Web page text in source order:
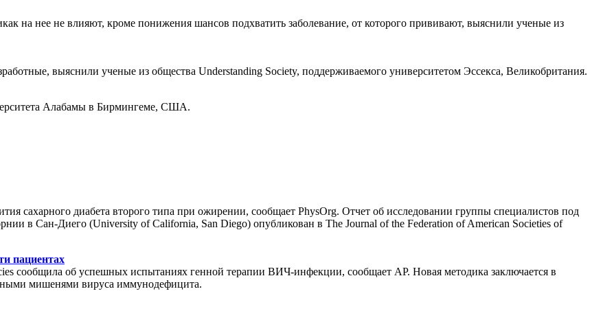
на нее не влияют, кроме понижения шансов подхватить заболевание, от которого прививают, выяснили ученые из
выяснили ученые из общества Understanding Society, поддерживаемого университетом Эссекса, Великобритания.
Алабамы в Бирмингеме, США.
сахарного диабета второго типа при ожирении, сообщает PhysOrg. Отчет об исследовании группы специалистов под
в Сан-Диего (University of California, San Diego) опубликован в The Journal of the Federation of American Societies of
пациентах
сообщила об успешных испытаниях генной терапии ВИЧ-инфекции, сообщает AP. Новая методика заключается в
мишенями вируса иммунодефицита.